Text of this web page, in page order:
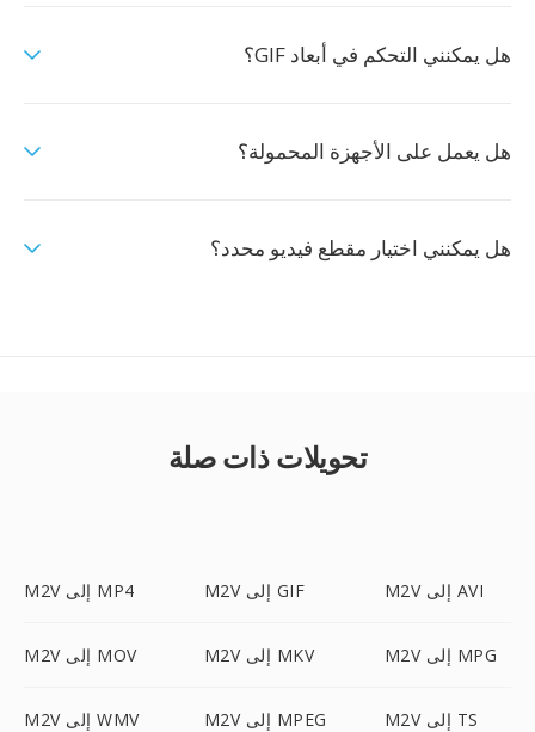
هل يمكنني التحكم في أبعاد GIF؟
هل يعمل على الأجهزة المحمولة؟
هل يمكنني اختيار مقطع فيديو محدد؟
تحويلات ذات صلة
M2V إلى MP4 M2V إلى GIF M2V إلى AVI
M2V إلى MOV M2V إلى MKV M2V إلى MPG
M2V إلى WMV M2V إلى MPEG M2V إلى TS